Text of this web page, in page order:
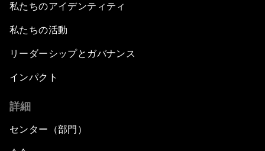
私たちのアイデンティティ
私たちの活動
リーダーシップとガバナンス
インパクト
詳細
センター（部門）